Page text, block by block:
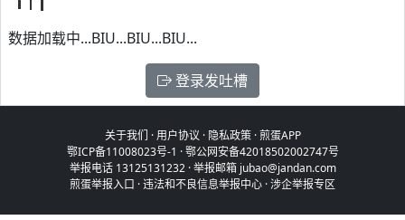
数据加载中...BIU...BIU...BIU...
登录发吐槽
关于我们 ·用户协议 · 隐私政策·煎蛋APP
鄂ICP备11008023号-1 ·鄂公网安备42018502002747号
举报电话 13125131232 · 举报邮箱 jubao@jandan.com
煎蛋举报入口 ·违法和不良信息举报中心 ·涉企举报专区